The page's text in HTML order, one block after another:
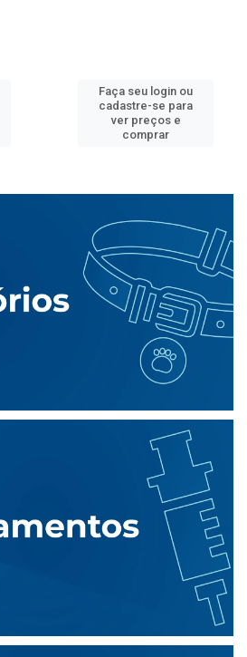
Faça seu login ou
cadastre-se para
ver preços e
comprar